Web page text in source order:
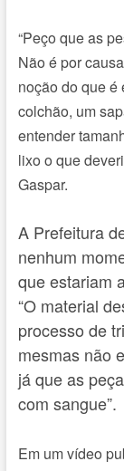
“Peço que as
Não é por
noção do que é
colchão, um
entender
lixo o que
Gaspar.
A Prefeitura
nenhum
que estariam
“O material
processo de
mesmas não
já que as
com sangue”.
Em um vídeo